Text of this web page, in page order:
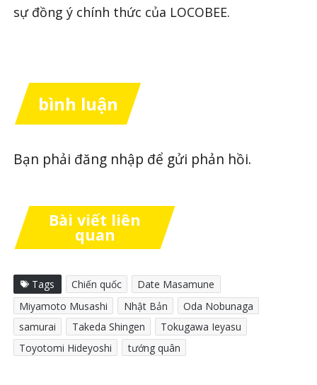
sự đồng ý chính thức của LOCOBEE.
bình luận
Bạn phải đăng nhập để gửi phản hồi.
Bài viết liên
quan
Tags Chiến quốc
Date Masamune
Miyamoto Musashi
Nhật Bản
Oda Nobunaga
samurai
Takeda Shingen
Tokugawa Ieyasu
Toyotomi Hideyoshi
tướng quân